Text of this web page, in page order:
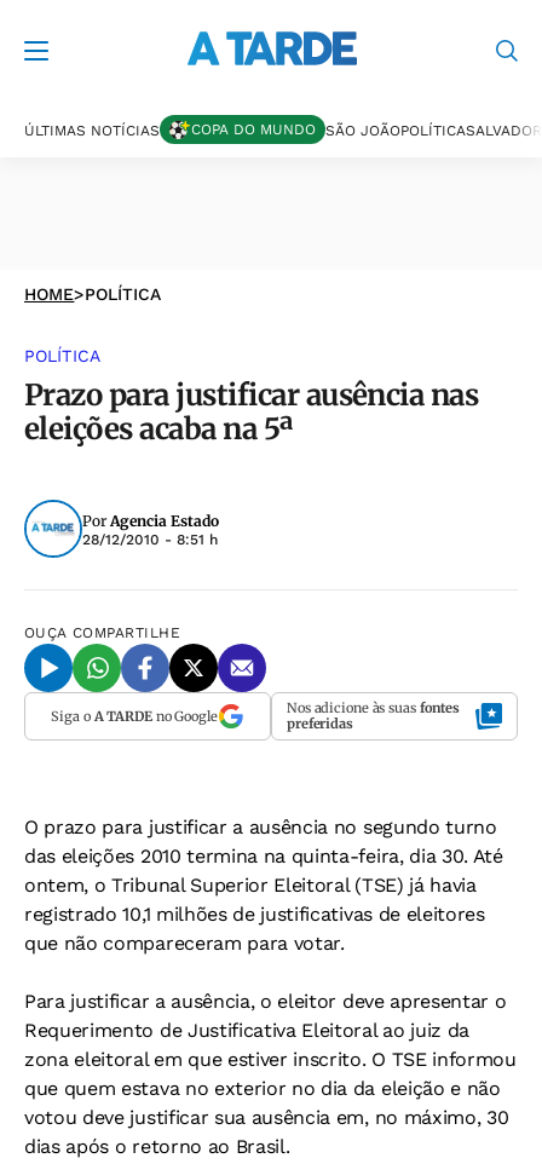
ÚLTIMAS NOTÍCIAS COPA DO MUNDO SÃO JOÃOPOLÍTICASALVADOR
HOME>POLÍTICA
POLÍTICA
Prazo para justificar ausência nas
eleições acaba na 5ª
PorAgencia Estado
28/12/2010 - 8:51 h
OUÇA COMPARTILHE
Siga o A TARDEno Google Nos adicione às suas fontes
preferidas
O prazo para justificar a ausência no segundo turno
das eleições 2010 termina na quinta-feira, dia 30. Até
ontem, o Tribunal Superior Eleitoral (TSE) já havia
registrado 10,1 milhões de justificativas de eleitores
que não compareceram para votar.
Para justificar a ausência, o eleitor deve apresentar o
Requerimento de Justificativa Eleitoral ao juiz da
zona eleitoral em que estiver inscrito. O TSE informou
que quem estava no exterior no dia da eleição e não
votou deve justificar sua ausência em, no máximo, 30
dias após o retorno ao Brasil.